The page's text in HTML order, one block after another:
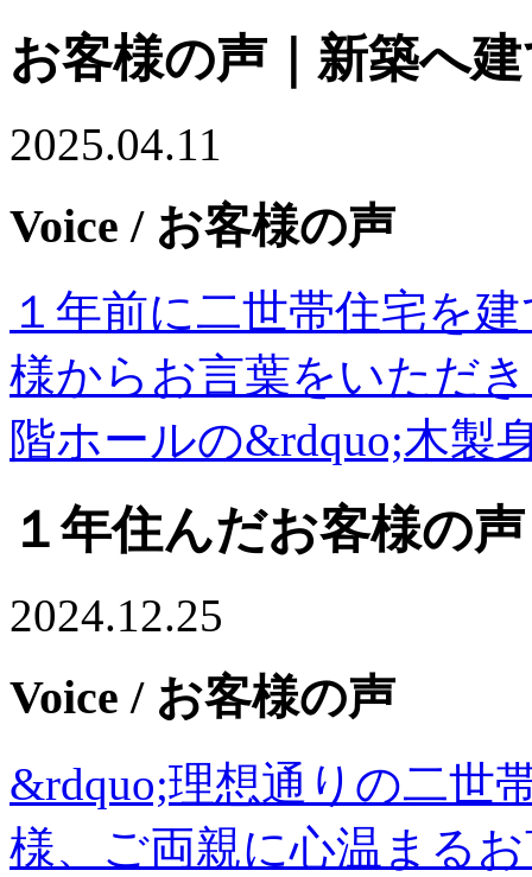
お客様の声｜新築へ
2025.04.11
Voice / お客様の声
１年前に二世帯住宅を
様からお言葉をいただ
階ホールの&rdquo;木製
１年住んだお客様の声
2024.12.25
Voice / お客様の声
&rdquo;理想通りの二世
様、ご両親に心温まる